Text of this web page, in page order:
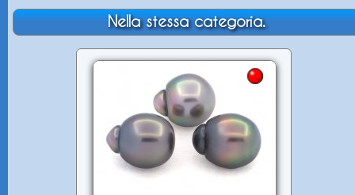
Nella stessa categoria.